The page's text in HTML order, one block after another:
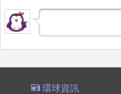
環球資訊